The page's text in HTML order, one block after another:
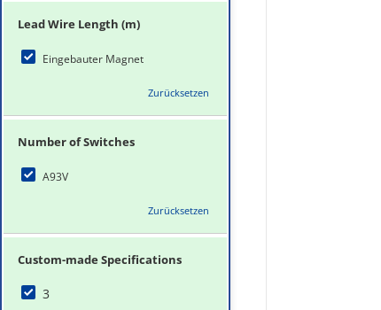
Lead Wire Length (m)
Eingebauter Magnet
Zurücksetzen
Number of Switches
A93V
Zurücksetzen
Custom-made Specifications
3